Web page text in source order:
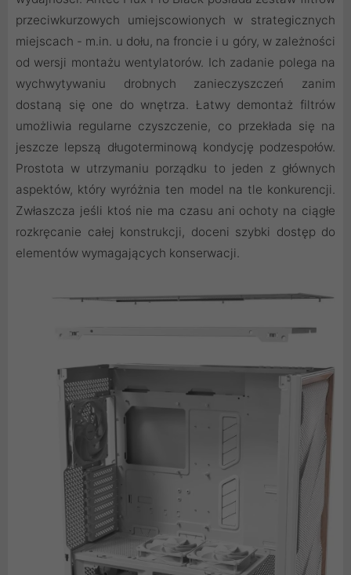
przeciwkurzowych umiejscowionych w strategicznych
miejscach - m.in. u dołu, na froncie i u góry, w zależności
od wersji montażu wentylatorów. Ich zadanie polega na
wychwytywaniu drobnych zanieczyszczeń zanim
dostaną się one do wnętrza. Łatwy demontaż filtrów
umożliwia regularne czyszczenie, co przekłada się na
jeszcze lepszą długoterminową kondycję podzespołów.
Prostota w utrzymaniu porządku to jeden z głównych
aspektów, który wyróżnia ten model na tle konkurencji.
Zwłaszcza jeśli ktoś nie ma czasu ani ochoty na ciągłe
rozkręcanie całej konstrukcji, doceni szybki dostęp do
elementów wymagających konserwacji.